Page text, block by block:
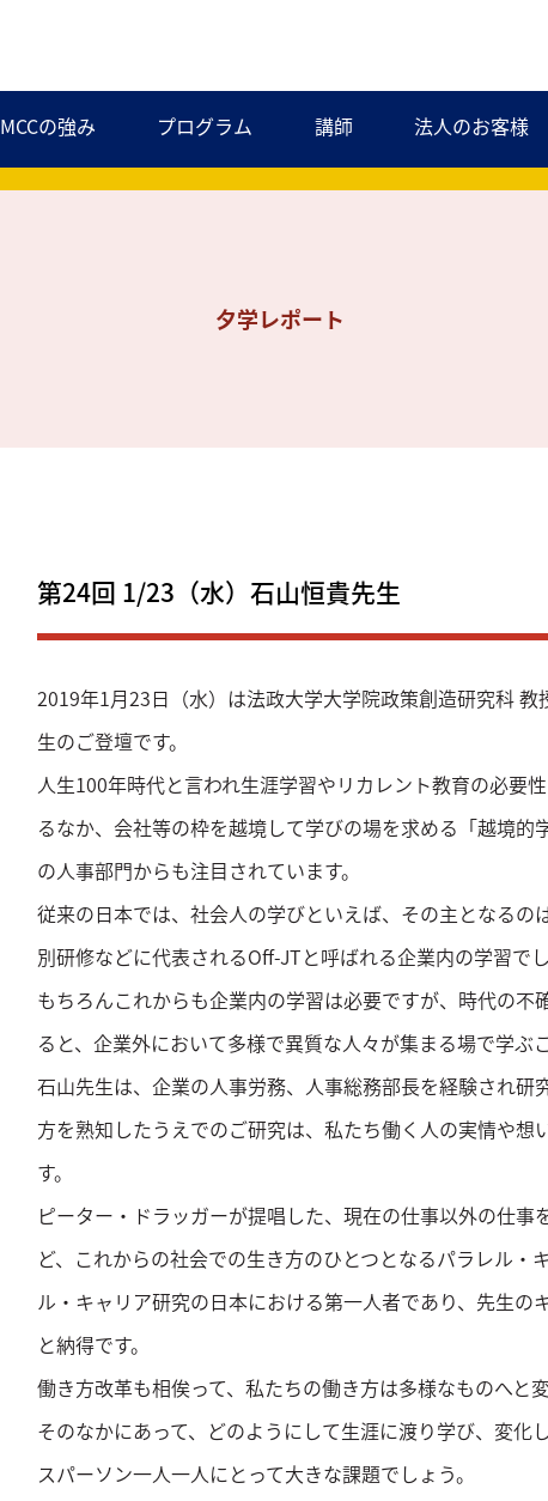
MCCの強み プログラム 講師 法人のお客様
夕学レポート
第24回 1/23（水）石山恒貴先生
2019年1月23日（水）は法政大学大学院政策創造研究科 教
生のご登壇です。
人生100年時代と言われ生涯学習やリカレント教育の必要
るなか、会社等の枠を越境して学びの場を求める「越境的
の人事部門からも注目されています。
従来の日本では、社会人の学びといえば、その主となるの
別研修などに代表されるOff-JTと呼ばれる企業内の学習で
もちろんこれからも企業内の学習は必要ですが、時代の不
ると、企業外において多様で異質な人々が集まる場で学ぶ
石山先生は、企業の人事労務、人事総務部長を経験され研
方を熟知したうえでのご研究は、私たち働く人の実情や想
す。
ピーター・ドラッガーが提唱した、現在の仕事以外の仕
ど、これからの社会での生き方のひとつとなるパラレル・
ル・キャリア研究の日本における第一人者であり、先生の
と納得です。
働き方改革も相俟って、私たちの働き方は多様なものへと
そのなかにあって、どのようにして生涯に渡り学び、変化
スパーソン一人一人にとって大きな課題でしょう。